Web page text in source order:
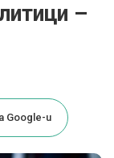
–
Google-u